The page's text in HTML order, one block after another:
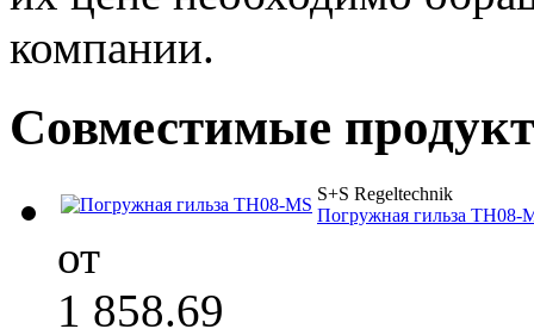
компании.
Совместимые
S+S Regeltechnik
Погружная гильза TH08-
от
1 858.69